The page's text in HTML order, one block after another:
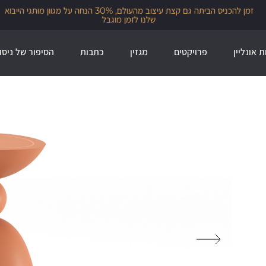
זמן להכניס הביתה גם קצת עיצוב מהעולם, 30% הנחה על מגוון מותגי הייבוא
שלנו לזמן מוגבל
אונליין פרויקטים מגזין כתבות הסיפור של ניסו